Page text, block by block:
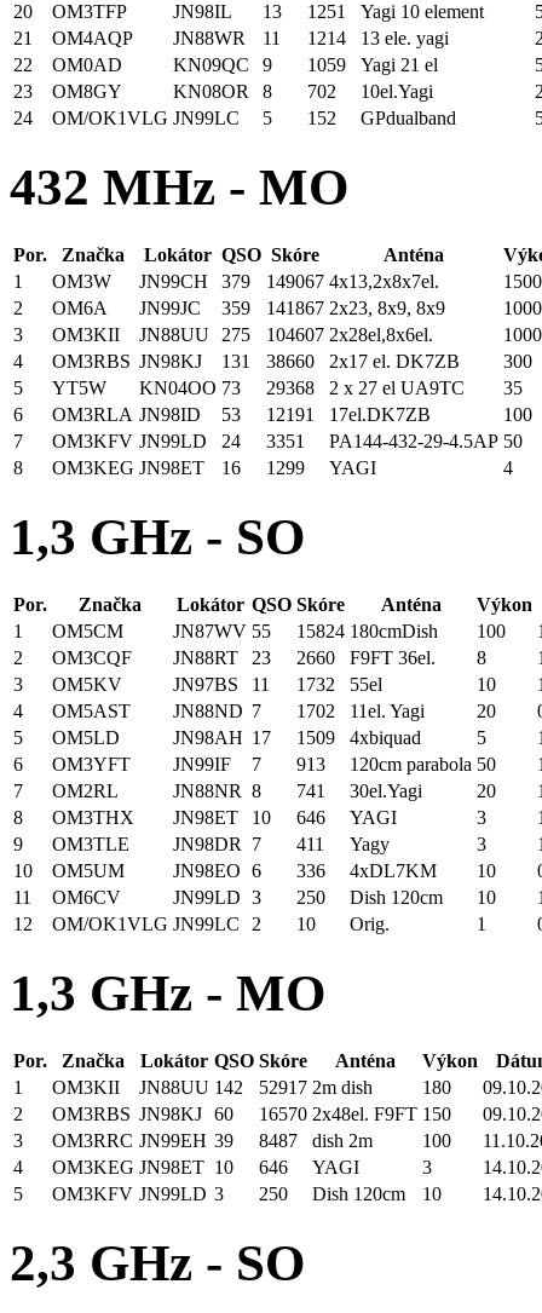
20
OM3TFP JN98IL 13 1251 Yagi 10 element
21
OM4AQP JN88WR 11 1214 13 ele. yagi
22
OM0AD KN09QC 9 1059 Yagi 21 el
23
OM8GY KN08OR 8 702 10el.Yagi
24
OM/OK1VLG JN99LC 5 152 GPdualband
432 MHz - MO
Por. Značka Lokátor QSO Skóre Anténa
1
OM3W JN99CH 379 149067 4x13,2x8x7el.
1500
2
OM6A JN99JC 359 141867 2x23, 8x9, 8x9
1000
3
OM3KII JN88UU 275 104607 2x28el,8x6el.
1000
4
OM3RBS JN98KJ 131 38660 2x17 el. DK7ZB
300
5
YT5W KN04OO 73 29368 2 x 27 el UA9TC
35
6
OM3RLA JN98ID 53 12191 17el.DK7ZB
100
7
OM3KFV JN99LD 24 3351 PA144-432-29-4.5AP 50
8
OM3KEG JN98ET 16 1299 YAGI 4
1,3 GHz - SO
Por. Značka Lokátor QSO Skóre Anténa
Výkon
1
OM5CM JN87WV 55 15824 180cmDish 100
2
OM3CQF JN88RT 23 2660 F9FT 36el. 8
3
OM5KV JN97BS 11 1732 55el 10
4
OM5AST JN88ND 7 1702 11el. Yagi 20
5
OM5LD JN98AH 17 1509 4xbiquad 5
6
OM3YFT JN99IF 7 913 120cm parabola 50
7
OM2RL JN88NR 8 741 30el.Yagi 20
8
OM3THX JN98ET 10 646 YAGI 3
9
OM3TLE JN98DR 7 411 Yagy 3
10
OM5UM JN98EO 6 336 4xDL7KM 10
11
OM6CV JN99LD 3 250 Dish 120cm 10
12
OM/OK1VLG JN99LC 2 10 Orig. 1
1,3 GHz - MO
Por. Značka Lokátor QSO Skóre Anténa Výkon
1
OM3KII JN88UU 142 52917 2m dish 180
2
OM3RBS JN98KJ 60 16570 2x48el. F9FT 150
3
OM3RRC JN99EH 39 8487 dish 2m 100
4
OM3KEG JN98ET 10 646 YAGI 3
5
OM3KFV JN99LD 3 250 Dish 120cm 10
2,3 GHz - SO